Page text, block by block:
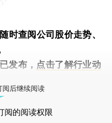
时查阅公司股价走势、
发布， 点击了解行业动
阅后继续阅读
阅的阅读权限